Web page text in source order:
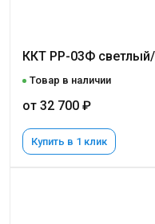
ККТ РР-03Ф
Товар в наличии
от 32 700 ₽
Купить в 1 клик